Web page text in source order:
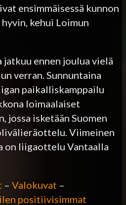
ensimmäisessä kunnon
kehui Loimun
ennen joulua vielä
verran. Sunnuntaina
paikalliskamppailu
loimaalaiset
jossa isketään Suomen
Viimeinen
on liigaottelu Vantaalla
– Valokuvat –
positiivisimmat